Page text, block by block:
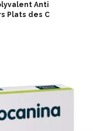
Anti
Plats des C